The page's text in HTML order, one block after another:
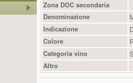
Zona DOC secondaria
Denominazione
Indicazione
Colore
Categoria vino
Altro